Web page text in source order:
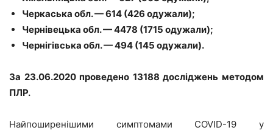
Черкаська обл. — 614 (426 одужали);
Чернівецька обл. — 4478 (1715 одужали);
Чернігівська обл. — 494 (145 одужали).
За 23.06.2020 проведено 13188 досліджень методом
ПЛР.
Найпоширенішими симптомами COVID-19 у